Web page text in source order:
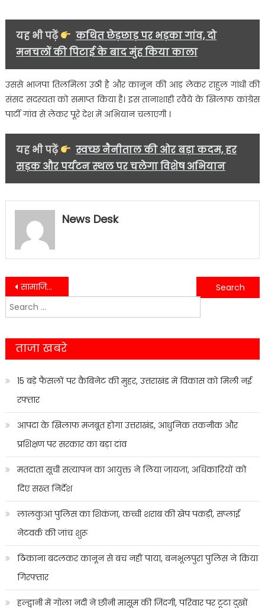
यह भी पढ़ें
कथित छेड़छाड़ पर भड़का गांव, दो
मनचलों की पिटाई के बाद मुंह किया काला
उससे भाजपा तिलमिला उठी है और कानून की आड़ लेकर राहुल गांधी की
संसद सदस्यता को समाप्त किया है। इस तानाशाही रवैये के खिलाफ कांग्रेस
पार्टी गांव से लेकर पूरे देश में अभियान चलाएगी ।
यह भी पढ़ें
स्वच्छ नैनीताल की ओर बड़ा कदम, हर
सड़क और पर्यटन स्थल पर चलेगा विशेष अभियान
News Desk
Post
navigation
सामाजिक संगठनो से जुड़े लोगों ने सफाई अभियान में लिया भाग…..
स्वैच्छिक रक्तदान शिविर में युवाओं सहित महिलाओ ने भी लिया बढ़ चढ़कर भाग….
Search
for:
ताजा खबरे
15 बड़े फैसलों पर कैबिनेट की मुहर, उत्तराखंड में विकास को मिली नई
रफ्तार
आपदा के खिलाफ मजबूत होगा उत्तराखंड, आधुनिक तकनीक और
प्रशिक्षण पर सरकार का बड़ा दांव
मतदाता सूची सत्यापन का आयुक्त ने लिया जायजा, अधिकारियों को
दिए सख्त निर्देश
लालकुआं पुलिस का शिकंजा, कच्ची शराब की खेप पकड़ी, सप्लाई
नेटवर्क की जांच शुरू
ठिकाना बदलकर कानून से बच नहीं पाया, बनभूलपुरा पुलिस ने किया
गिरफ्तार
हल्द्वानी में गोला नदी ने छीनी मासूम की जिंदगी, परिवार पर टूटा दुखों